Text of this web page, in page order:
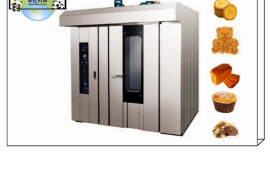
ÜBER
AUSFLUG
QUALITÄTSKONTROLLE